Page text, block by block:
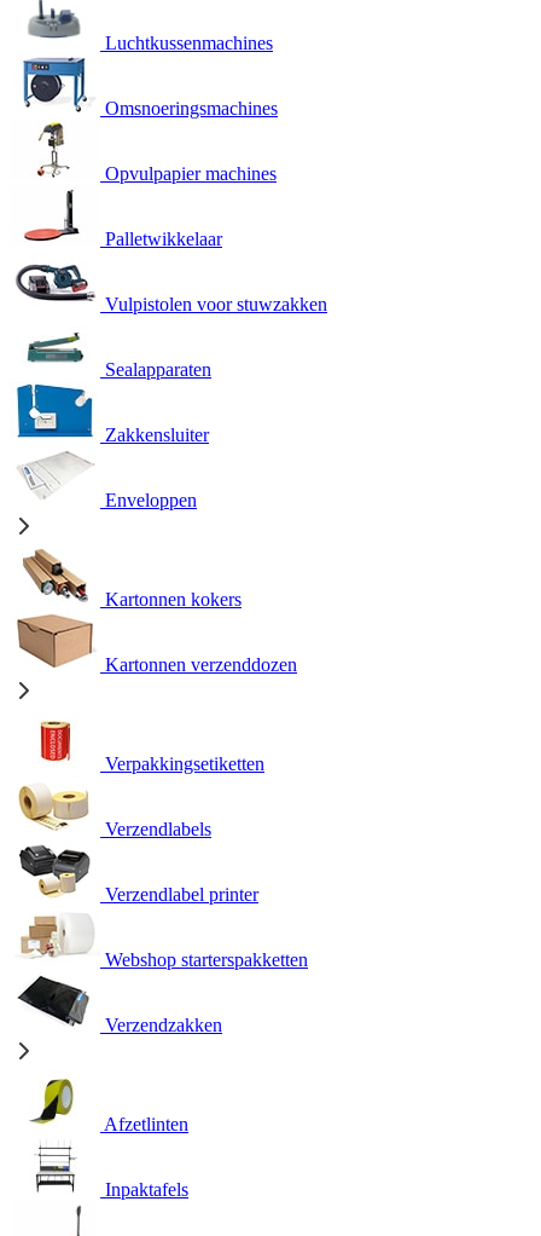
Luchtkussenmachines
Omsnoeringsmachines
Opvulpapier machines
Palletwikkelaar
Vulpistolen voor stuwzakken
Sealapparaten
Zakkensluiter
Enveloppen
Kartonnen kokers
Kartonnen verzenddozen
Verpakkingsetiketten
Verzendlabels
Verzendlabel printer
Webshop starterspakketten
Verzendzakken
Afzetlinten
Inpaktafels